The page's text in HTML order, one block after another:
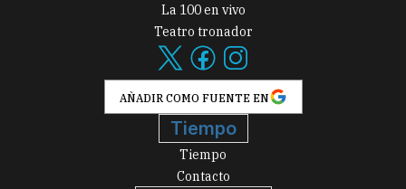
La 100 en vivo
Teatro tronador
AÑADIR COMO FUENTE EN
Tiempo
Tiempo
Contacto